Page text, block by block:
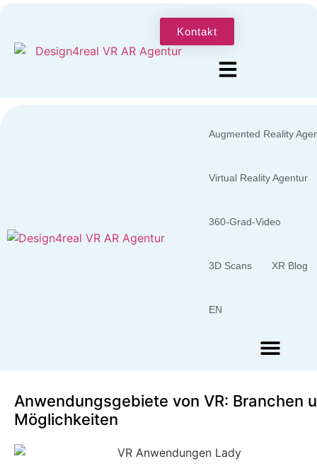
Kontakt
Augmented Reality
Virtual Reality Agentur
360-Grad-Video
3D Scans XR Blog
EN
Anwendungsgebiete von VR: Branchen
Möglichkeiten